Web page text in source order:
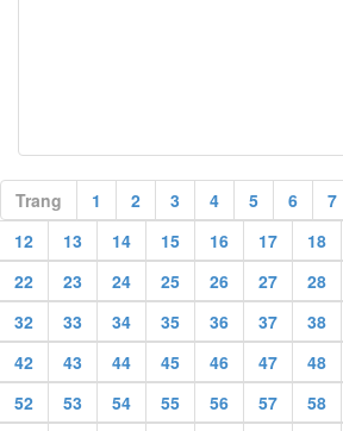
Trang 1 2 3 4 5 6 7
12
13 14 15 16 17 18
22
23 24 25 26 27 28
32
33 34 35 36 37 38
42
43 44 45 46 47 48
52
53 54 55 56 57 58